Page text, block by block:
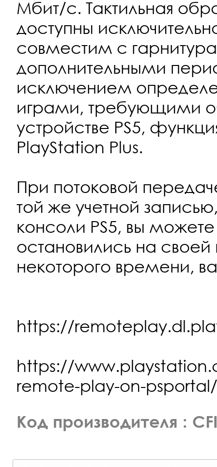
Мбит/с. Тактильная
доступны
совместим с
дополнительными
исключением
играми, требующими
устройстве PS5,
PlayStation Plus.
При потоковой
той же учетной
консоли PS5, вы
остановились на своей
некоторого времени,
https://
https://
remote-play-on-
Код производителя :